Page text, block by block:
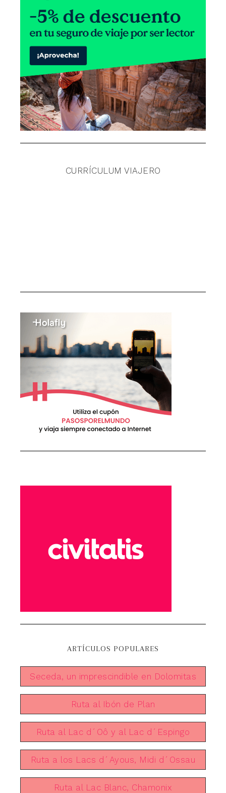
CURRÍCULUM VIAJERO
ARTÍCULOS POPULARES
Seceda, un imprescindible en Dolomitas
Ruta al Ibón de Plan
Ruta al Lac d´Oô y al Lac d´Espingo
Ruta a los Lacs d´Ayous, Midi d´Ossau
Ruta al Lac Blanc, Chamonix